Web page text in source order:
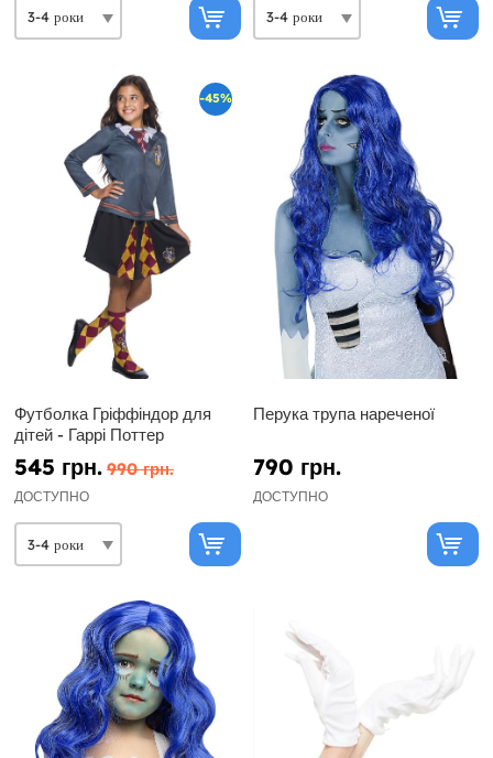
-45%
Футболка Гріффіндор для
дітей - Гаррі Поттер
545 грн. 990 грн.
ДОСТУПНО
Перука трупа нареченої
790 грн.
ДОСТУПНО